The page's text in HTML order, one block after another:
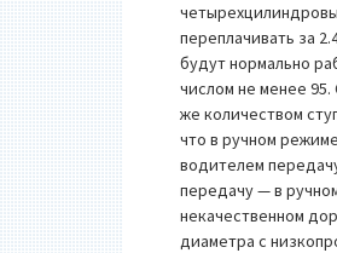
переплачивать за
будут нормально
числом не менее
же количеством
что в ручном
водителем
передачу — в
некачественном
диаметра с